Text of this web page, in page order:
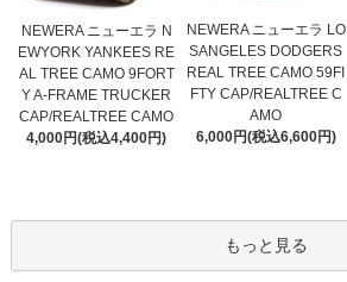
NEWERA ニューエラ N
EWYORK YANKEES RE
AL TREE CAMO 9FORT
Y A-FRAME TRUCKER
CAP/REALTREE CAMO
4,000円(税込4,400円)
NEWERA ニューエラ LO
SANGELES DODGERS
REAL TREE CAMO 59FI
FTY CAP/REALTREE C
AMO
6,000円(税込6,600円)
もっと見る